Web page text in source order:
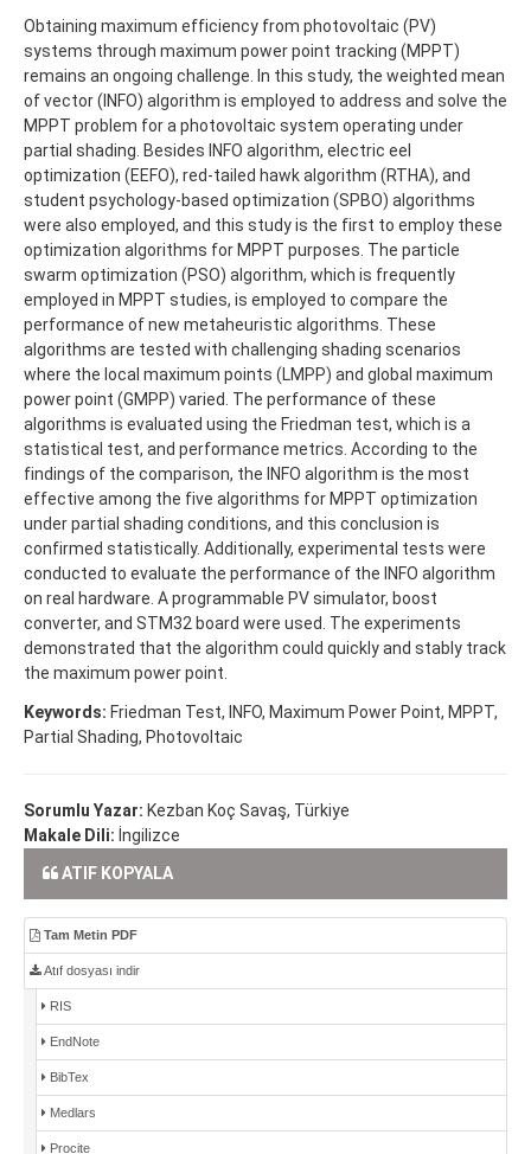
Obtaining maximum efficiency from photovoltaic (PV)
systems through maximum power point tracking (MPPT)
remains an ongoing challenge. In this study, the weighted mean
of vector (INFO) algorithm is employed to address and solve the
MPPT problem for a photovoltaic system operating under
partial shading. Besides INFO algorithm, electric eel
optimization (EEFO), red-tailed hawk algorithm (RTHA), and
student psychology-based optimization (SPBO) algorithms
were also employed, and this study is the first to employ these
optimization algorithms for MPPT purposes. The particle
swarm optimization (PSO) algorithm, which is frequently
employed in MPPT studies, is employed to compare the
performance of new metaheuristic algorithms. These
algorithms are tested with challenging shading scenarios
where the local maximum points (LMPP) and global maximum
power point (GMPP) varied. The performance of these
algorithms is evaluated using the Friedman test, which is a
statistical test, and performance metrics. According to the
findings of the comparison, the INFO algorithm is the most
effective among the five algorithms for MPPT optimization
under partial shading conditions, and this conclusion is
confirmed statistically. Additionally, experimental tests were
conducted to evaluate the performance of the INFO algorithm
on real hardware. A programmable PV simulator, boost
converter, and STM32 board were used. The experiments
demonstrated that the algorithm could quickly and stably track
the maximum power point.
Keywords: Friedman Test, INFO, Maximum Power Point, MPPT,
Partial Shading, Photovoltaic
Sorumlu Yazar: Kezban Koç Savaş, Türkiye
Makale Dili: İngilizce
ATIF KOPYALA
Tam Metin PDF
Atıf dosyası indir
RIS
EndNote
BibTex
Medlars
Procite